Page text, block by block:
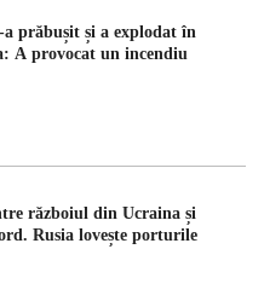
prăbușit și a explodat în
A provocat un incendiu
războiul din Ucraina și
Rusia lovește porturile